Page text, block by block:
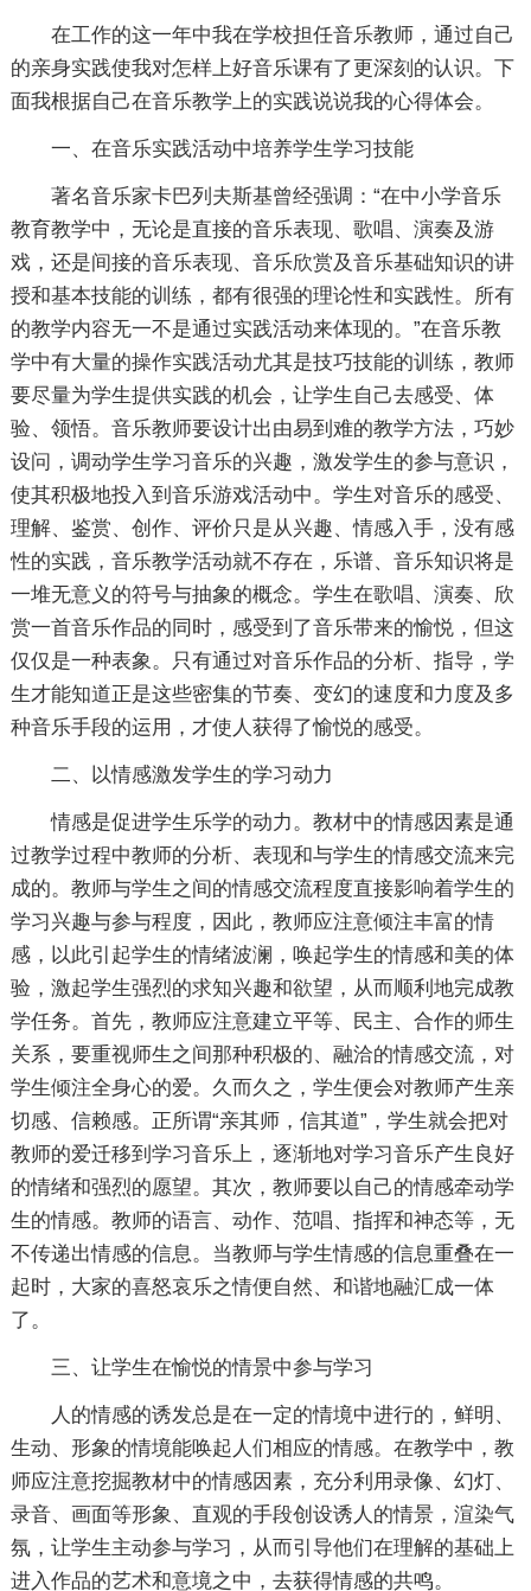
在工作的这一年中我在学校担任音乐教师，通过自己
的亲身实践使我对怎样上好音乐课有了更深刻的认识。下
面我根据自己在音乐教学上的实践说说我的心得体会。
一、在音乐实践活动中培养学生学习技能
著名音乐家卡巴列夫斯基曾经强调：“在中小学音乐
教育教学中，无论是直接的音乐表现、歌唱、演奏及游
戏，还是间接的音乐表现、音乐欣赏及音乐基础知识的讲
授和基本技能的训练，都有很强的理论性和实践性。所有
的教学内容无一不是通过实践活动来体现的。”在音乐教
学中有大量的操作实践活动尤其是技巧技能的训练，教师
要尽量为学生提供实践的机会，让学生自己去感受、体
验、领悟。音乐教师要设计出由易到难的教学方法，巧妙
设问，调动学生学习音乐的兴趣，激发学生的参与意识，
使其积极地投入到音乐游戏活动中。学生对音乐的感受、
理解、鉴赏、创作、评价只是从兴趣、情感入手，没有感
性的实践，音乐教学活动就不存在，乐谱、音乐知识将是
一堆无意义的符号与抽象的概念。学生在歌唱、演奏、欣
赏一首音乐作品的同时，感受到了音乐带来的愉悦，但这
仅仅是一种表象。只有通过对音乐作品的分析、指导，学
生才能知道正是这些密集的节奏、变幻的速度和力度及多
种音乐手段的运用，才使人获得了愉悦的感受。
二、以情感激发学生的学习动力
情感是促进学生乐学的动力。教材中的情感因素是通
过教学过程中教师的分析、表现和与学生的情感交流来完
成的。教师与学生之间的情感交流程度直接影响着学生的
学习兴趣与参与程度，因此，教师应注意倾注丰富的情
感，以此引起学生的情绪波澜，唤起学生的情感和美的体
验，激起学生强烈的求知兴趣和欲望，从而顺利地完成教
学任务。首先，教师应注意建立平等、民主、合作的师生
关系，要重视师生之间那种积极的、融洽的情感交流，对
学生倾注全身心的爱。久而久之，学生便会对教师产生亲
切感、信赖感。正所谓“亲其师，信其道”，学生就会把对
教师的爱迁移到学习音乐上，逐渐地对学习音乐产生良好
的情绪和强烈的愿望。其次，教师要以自己的情感牵动学
生的情感。教师的语言、动作、范唱、指挥和神态等，无
不传递出情感的信息。当教师与学生情感的信息重叠在一
起时，大家的喜怒哀乐之情便自然、和谐地融汇成一体
了。
三、让学生在愉悦的情景中参与学习
人的情感的诱发总是在一定的情境中进行的，鲜明、
生动、形象的情境能唤起人们相应的情感。在教学中，教
师应注意挖掘教材中的情感因素，充分利用录像、幻灯、
录音、画面等形象、直观的手段创设诱人的情景，渲染气
氛，让学生主动参与学习，从而引导他们在理解的基础上
进入作品的艺术和意境之中，去获得情感的共鸣。